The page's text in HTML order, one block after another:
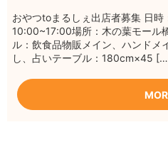
おやつtoまるしぇ出店者募集 日時
10:00~17:00場所：木の葉モール
ル：飲食品物販メイン、ハンドメ
し、占いテーブル：180cm×45